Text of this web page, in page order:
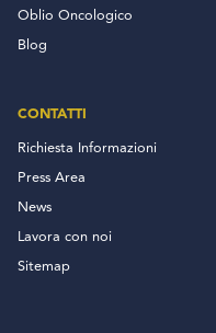
Oblio Oncologico
Blog
CONTATTI
Richiesta Informazioni
Press Area
News
Lavora con noi
Sitemap